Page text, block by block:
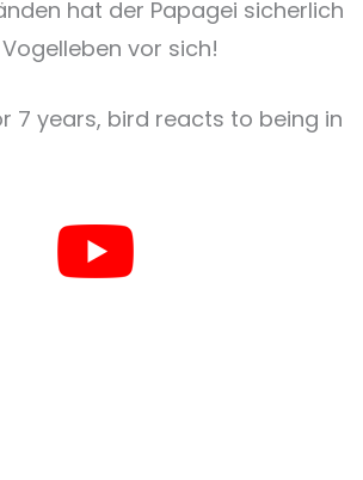
hat der Papagei sicherlich
vor sich!